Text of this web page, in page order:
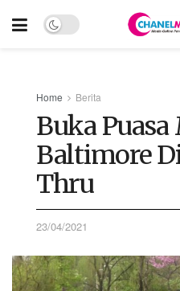
Home Berita
Buka
Baltimore
Thru
23/04/2021